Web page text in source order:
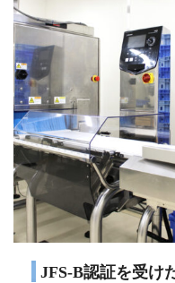
JFS-B認証を受け